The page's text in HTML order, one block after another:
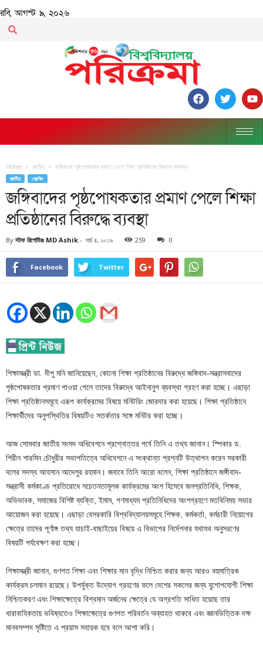
রবি, আগস্ট ৯, ২০২৬
Home জাতীয় জঙ্গিবাদের পৃষ্ঠপোষকতার প্রমাণ পেলে শিক্ষা প্রতিষ্ঠানের বিরুদ্ধে ব্যবস্থা
জাতীয় ব্রেকিং
জঙ্গিবাদের পৃষ্ঠপোষকতার প্রমাণ পেলে শিক্ষা
প্রতিষ্ঠানের বিরুদ্ধে ব্যবস্থা
By স্টাফ রিপোর্টারঃ MD Ashik - মার্চ ৪, ২০১৯ 259 0
Facebook Twitter
শিক্ষামন্ত্রী ডা. দীপু মনি জানিয়েছেন, কোনো শিক্ষা প্রতিষ্ঠানের বিরুদ্ধে জঙ্গিবাদ-সন্ত্রাসবাদের
পৃষ্ঠপোষকতার প্রমাণ পাওয়া গেলে তাদের বিরুদ্ধে আইনানুগ ব্যবস্থা গ্রহণ করা হচ্ছে। এছাড়া
শিক্ষা প্রতিষ্ঠানসমূহে এরূপ কার্যক্রমের বিষয়ে মনিটরিং জোরদার করা হয়েছে। শিক্ষা প্রতিষ্ঠানে
শিক্ষার্থীদের অনুপস্থিতির বিষয়টিও সতর্কতার সঙ্গে মনিটর করা হচ্ছে।
আজ সোমবার জাতীয় সংসদ অধিবেশনে প্রশ্নোত্তর পর্বে তিনি এ তথ্য জানান। স্পিকার ড.
শিরীন শারমিন চৌধুরীর সভাপতিত্বে অধিবেশনে এ সংক্রান্ত প্রশ্নটি উত্থাপন করেন সরকারী
দলের সদস্য আহসান আদেলুর রহমান। জবাবে তিনি আরো বলেন, শিক্ষা প্রতিষ্ঠানে জঙ্গীবাদ-
সন্ত্রাসী কর্মকাণ্ড প্রতিরোধে সচেতনতামূলক কার্যক্রমের অংশ হিসেবে জনপ্রতিনিধি, শিক্ষক,
অভিভাবক, সমাজের বিশিষ্ট ব্যক্তি, ইমাম, গণমাধ্যম প্রতিনিধিদের অংশগ্রহণে মতবিনিময় সভার
আয়োজন করা হয়েছে। এছাড়া বেসরকারি বিশ্ববিদ্যালয়সমূহে শিক্ষক, কর্মকর্তা, কর্মচারী নিয়োগের
ক্ষেত্রে তাদের পূর্ণাঙ্গ তথ্য যাচাই-বাছাইয়ের বিষয়ে এ বিভাগের নির্দেশনার যথাযথ অনুসরণের
বিষয়টি পর্যবেক্ষণ করা হচ্ছে।
শিক্ষামন্ত্রী জানান, গুণগত শিক্ষা এবং শিক্ষার মান বৃদ্ধি নিশ্চিত করার জন্য আরও বহুমাত্রিক
কার্যক্রম চলমান রয়েছে। উপর্যুক্ত উদ্যোগ গ্রহণের ফলে দেশের সকলের জন্য যুগোপযোগী শিক্ষা
নিশ্চিতকরণ এবং শিক্ষাক্ষেত্রে বিশ্বমান অর্জনের ক্ষেত্রে যে অগ্রগতি সাধিত হয়েছে তার
ধারাবাহিকতায় ভবিষ্যতেও শিক্ষাক্ষেত্রে গুণগত পরিবর্তন অব্যাহত থাকবে এবং জ্ঞানভিত্তিক দক্ষ
মানবসম্পদ সৃষ্টিতে এ প্রয়াস সহায়ক হবে বলে আশা করি।